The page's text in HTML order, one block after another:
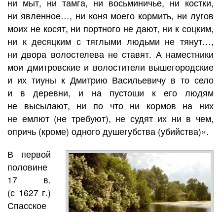
ни мыт, ни тамга, ни восьминичье, ни костки,
ни явленное…, ни коня моего кормить, ни лугов
моих не косят, ни портного не дают, ни к соцким,
ни к десяцким с тяглыми людьми не тянут…,
ни двора волостелева не ставят. А наместники
мои дмитровские и волостители вышегородские
и их тиуны к Дмитрию Васильевичу в то село
и в деревни, и на пустоши к его людям
не высылают, ни по что ни кормов на них
не емлют (не требуют), не судят их ни в чем,
опричь (кроме) одного душегубства (убийства)».
В первой
половине
17 в.
(с 1627 г.)
Спасское